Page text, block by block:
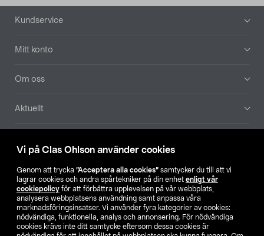
Vi på Clas Ohlson använder cookies
Genom att trycka ”Acceptera alla cookies” samtycker du till att vi
lagrar cookies och andra spårtekniker på din enhet enligt vår
cookiepolicy för att förbättra upplevelsen på vår webbplats,
analysera webbplatsens användning samt anpassa våra
marknadsföringsinsatser. Vi använder fyra kategorier av cookies:
nödvändiga, funktionella, analys och annonsering. För nödvändiga
cookies krävs inte ditt samtycke eftersom dessa cookies är
Sidfot
Kundservice
Mitt konto
Om oss
Aktuellt
Hitta butik
SE NO FI